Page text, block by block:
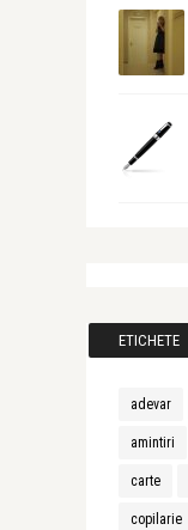
ETICHETE
adevar
amintiri
carte
copilarie